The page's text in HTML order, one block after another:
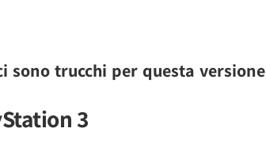
sono trucchi per questa versione
3